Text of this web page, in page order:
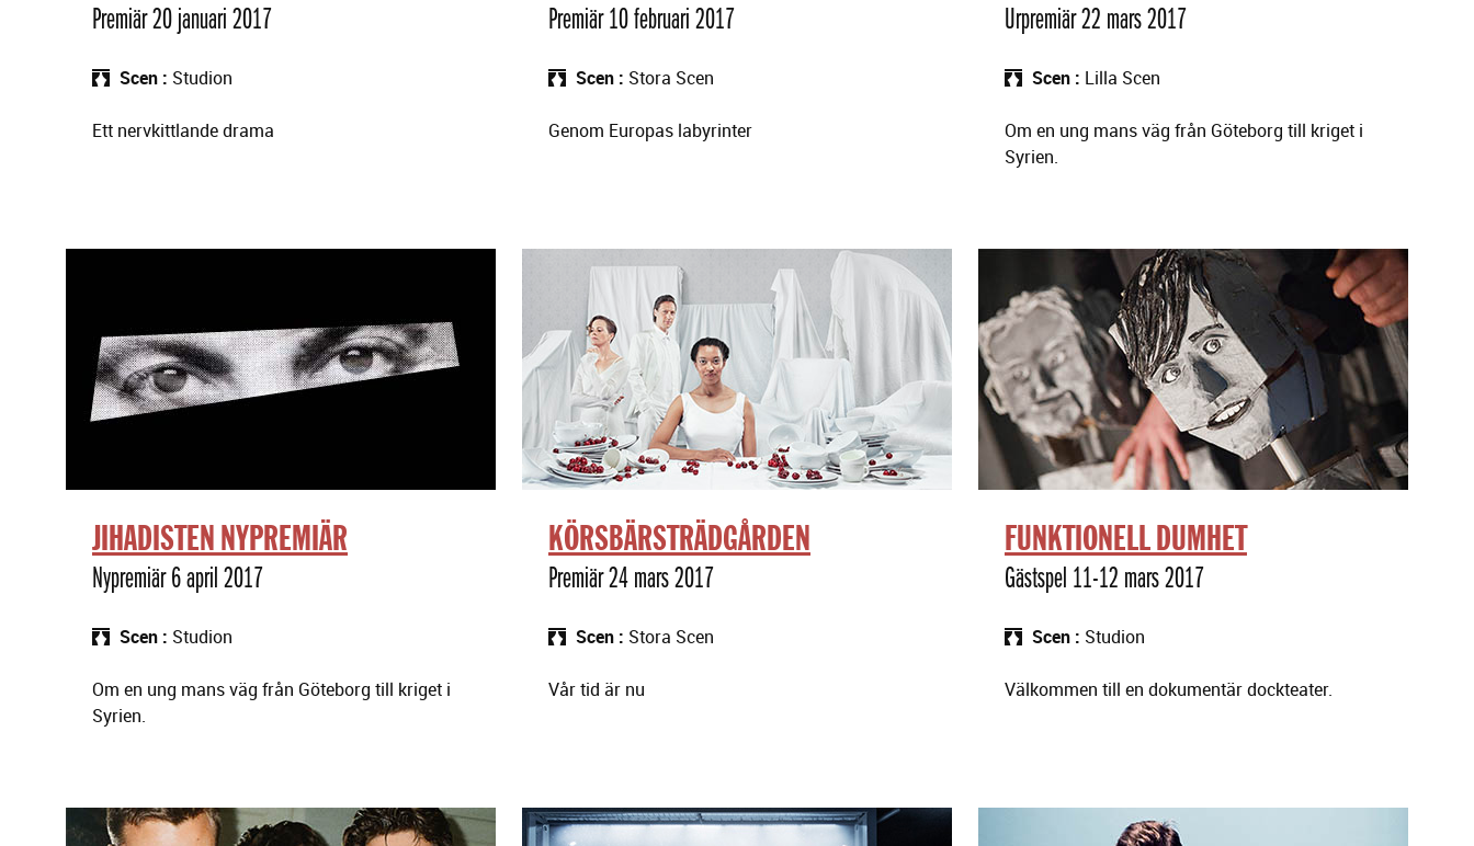
Premiär 20 januari 2017
Scen Studion
Ett nervkittlande drama
Premiär 10 februari 2017
Scen Stora Scen
Genom Europas labyrinter
Urpremiär 22 mars 2017
Scen Lilla Scen
Om en ung mans väg från Göteborg till kriget i
Syrien.
JIHADISTEN NYPREMIÄR
Nypremiär 6 april 2017
Scen Studion
Om en ung mans väg från Göteborg till kriget i
Syrien.
KÖRSBÄRSTRÄDGÅRDEN
Premiär 24 mars 2017
Scen Stora Scen
Vår tid är nu
FUNKTIONELL DUMHET
Gästspel 11-12 mars 2017
Scen Studion
Välkommen till en dokumentär dockteater.